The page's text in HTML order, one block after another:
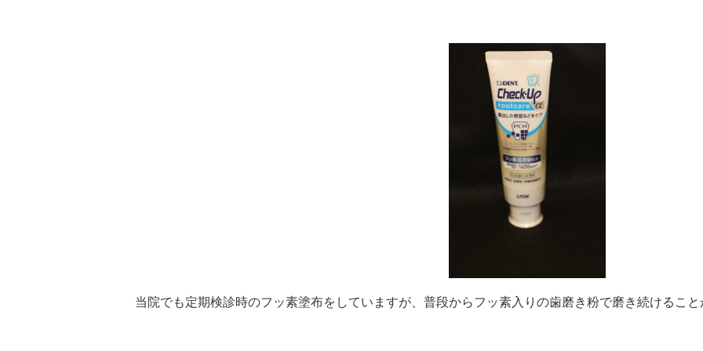
当院でも定期検診時のフッ素塗布をしていますが、普段からフッ素入りの歯磨き粉で磨き続けるこ